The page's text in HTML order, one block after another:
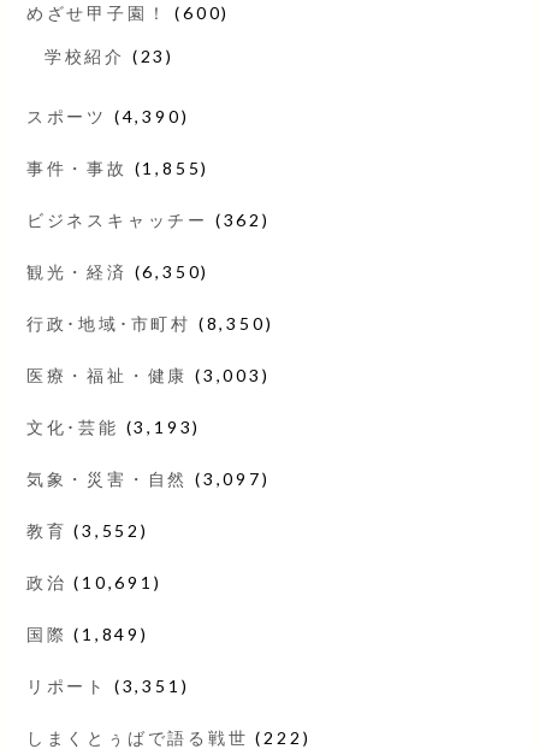
めざせ甲子園！ (600)
学校紹介 (23)
スポーツ (4,390)
事件・事故 (1,855)
ビジネスキャッチー (362)
観光・経済 (6,350)
行政･地域･市町村 (8,350)
医療・福祉・健康 (3,003)
文化･芸能 (3,193)
気象・災害・自然 (3,097)
教育 (3,552)
政治 (10,691)
国際 (1,849)
リポート (3,351)
しまくとぅばで語る戦世 (222)